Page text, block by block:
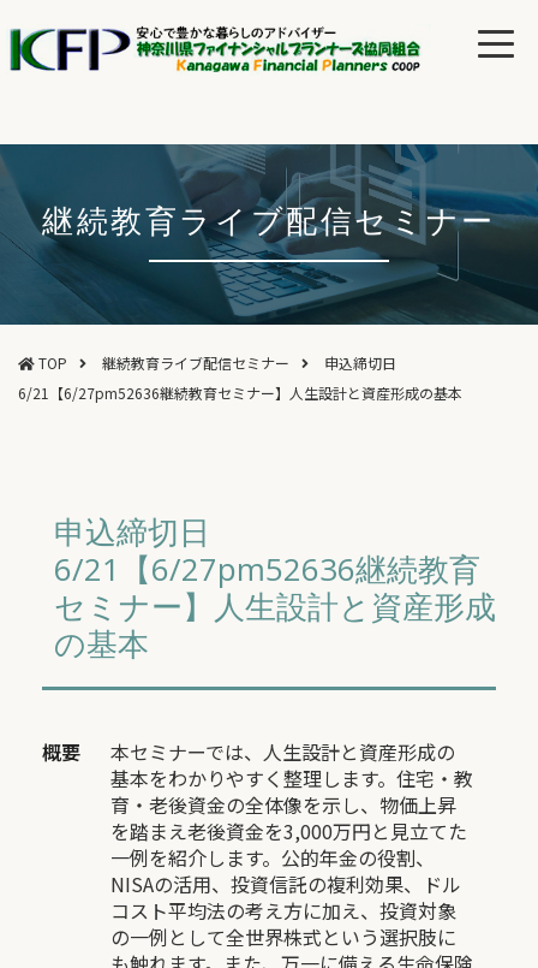
継続教育ライブ配信セミナー
TOP 継続教育ライブ配信セミナー
申込締切日
6/21【6/27pm52636継続教育セミナー】人生設計と資産形成の基本
申込締切日
6/21【6/27pm52636継続教育
セミナー】人生設計と資産形成
の基本
概要
本セミナーでは、人生設計と資産形成の
基本をわかりやすく整理します。住宅・教
育・老後資金の全体像を示し、物価上昇
を踏まえ老後資金を3,000万円と見立てた
一例を紹介します。公的年金の役割、
NISAの活用、投資信託の複利効果、ドル
コスト平均法の考え方に加え、投資対象
の一例として全世界株式という選択肢に